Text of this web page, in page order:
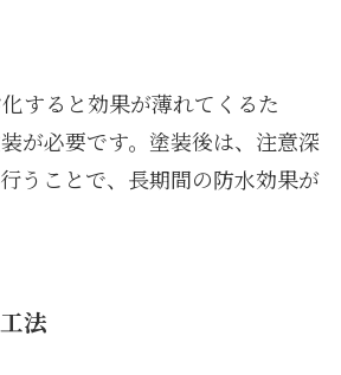
すると効果が薄れてくるた
が必要です。塗装後は、注意深
うことで、長期間の防水効果が
法